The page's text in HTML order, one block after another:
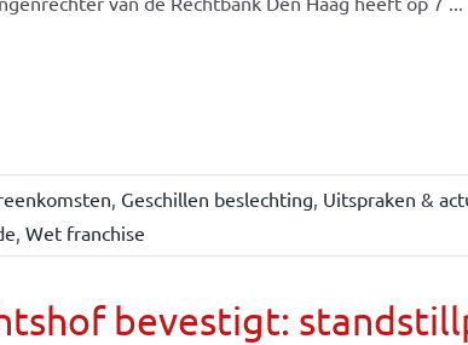
, Geschillen beslechting, Uitspraken &
, Wet franchise
bevestigt: